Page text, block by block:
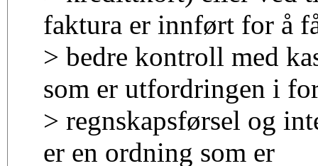
faktura er innført for å
> bedre kontroll med
som er utfordringen i
> regnskapsførsel og
er en ordning som er